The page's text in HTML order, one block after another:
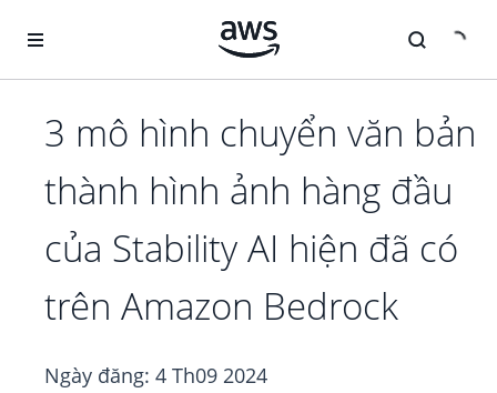
3 mô hình chuyển văn bản
thành hình ảnh hàng đầu
của Stability AI hiện đã có
trên Amazon Bedrock
Ngày đăng: 4 Th09 2024